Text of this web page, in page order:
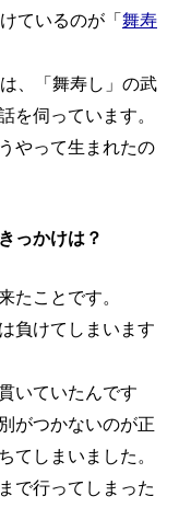
ているのが「舞寿
、「舞寿し」の武
を伺っています。
やって生まれたの
っかけは？
たことです。
負けてしまいます
いていたんです
がつかないのが正
てしまいました。
で行ってしまった